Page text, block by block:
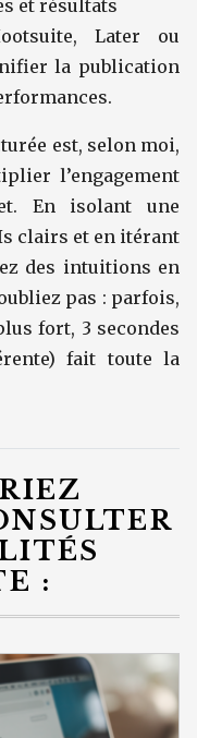
et résultats
Later ou
la publication
est, selon moi,
l’engagement
En isolant une
clairs et en itérant
des intuitions en
pas : parfois,
fort, 3 secondes
fait toute la
: